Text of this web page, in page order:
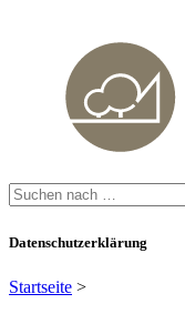
Search
for:
Datenschutzerklärung
Startseite >